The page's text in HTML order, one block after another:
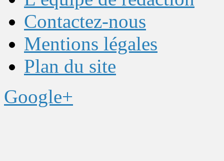
Contactez-nous
Mentions légales
Plan du site
Google+